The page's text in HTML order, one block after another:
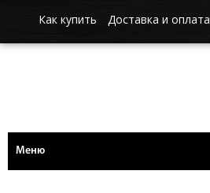
Как купить Доставка и оплата
Меню